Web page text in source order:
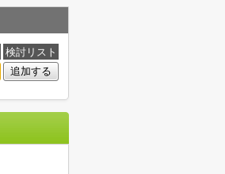
検討リスト
追加する